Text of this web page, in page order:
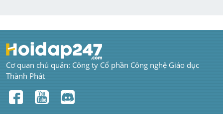
Cơ quan chủ quản: Công ty Cổ phần Công nghệ Giáo dục
Thành Phát